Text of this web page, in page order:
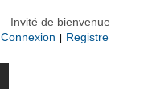
Invité de bienvenue
Connexion
Registre